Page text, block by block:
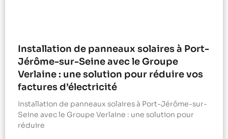
Installation de panneaux solaires à Port-
Jérôme-sur-Seine avec le Groupe
Verlaine : une solution pour réduire vos
factures d’électricité
Installation de panneaux solaires à Port-Jérôme-sur-
Seine avec le Groupe Verlaine : une solution pour
réduire